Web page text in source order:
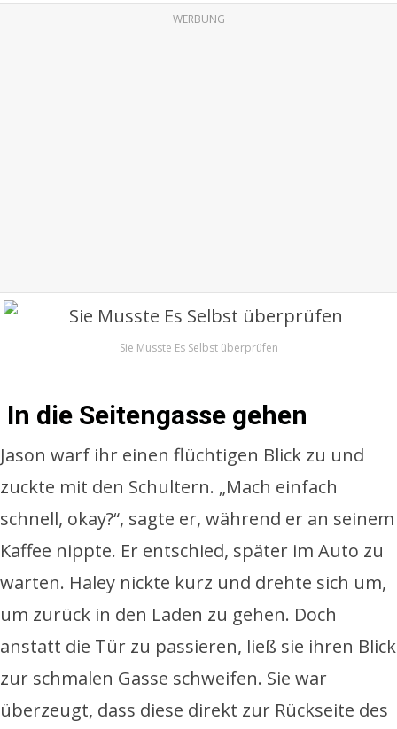
WERBUNG
Sie Musste Es Selbst überprüfen
In die Seitengasse gehen
Jason warf ihr einen flüchtigen Blick zu und
zuckte mit den Schultern. „Mach einfach
schnell, okay?“, sagte er, während er an seinem
Kaffee nippte. Er entschied, später im Auto zu
warten. Haley nickte kurz und drehte sich um,
um zurück in den Laden zu gehen. Doch
anstatt die Tür zu passieren, ließ sie ihren Blick
zur schmalen Gasse schweifen. Sie war
überzeugt, dass diese direkt zur Rückseite des